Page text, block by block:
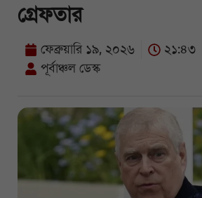
গ্রেফতার
ফেব্রুয়ারি ১৯, ২০২৬
২১:৪৩
পূর্বাঞ্চল ডেস্ক